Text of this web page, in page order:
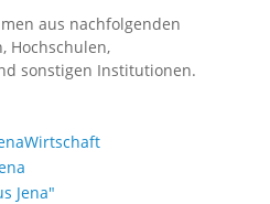
aus nachfolgenden
Hochschulen,
sonstigen Institutionen.
Jena"